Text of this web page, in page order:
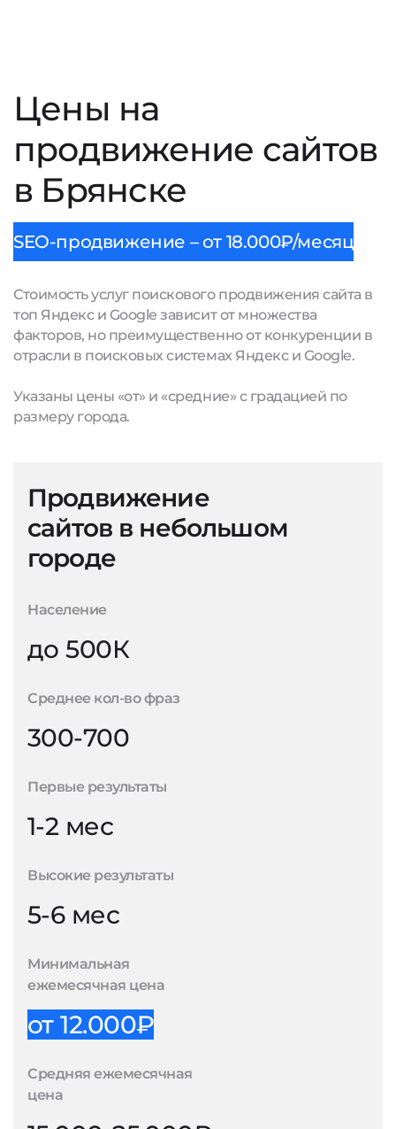
Цены на
продвижение сайтов
в Брянске
SEO-продвижение – от 18.000₽/месяц
Стоимость услуг поискового продвижения сайта в
топ Яндекс и Google зависит от множества
факторов, но преимущественно от конкуренции в
отрасли в поисковых системах Яндекс и Google.
Указаны цены «от» и «средние» с градацией по
размеру города.
Продвижение
сайтов в небольшом
городе
Население
до 500К
Среднее кол-во фраз
300-700
Первые результаты
1-2 мес
Высокие результаты
5-6 мес
Минимальная
ежемесячная цена
от 12.000₽
Средняя ежемесячная
цена